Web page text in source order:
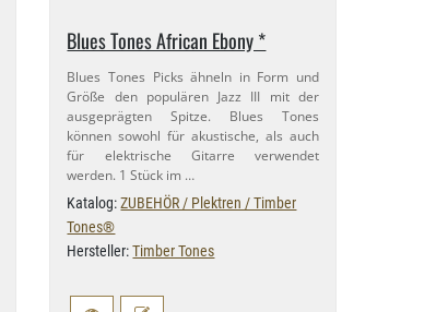
Blues Tones African Ebony *
Blues Tones Picks ähneln in Form und
Größe den populären Jazz III mit der
ausgeprägten Spitze. Blues Tones
können sowohl für akustische, als auch
für elektrische Gitarre verwendet
werden. 1 Stück im …
Katalog:ZUBEHÖR / Plektren / Timber
Tones®
Hersteller:Timber Tones